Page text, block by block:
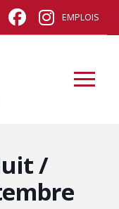
EMPLOIS
/